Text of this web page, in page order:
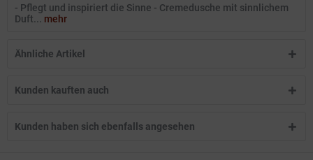
- Pflegt und inspiriert die Sinne - Cremedusche mit sinnlichem
Duft... mehr
Ähnliche Artikel
Kunden kauften auch
Kunden haben sich ebenfalls angesehen